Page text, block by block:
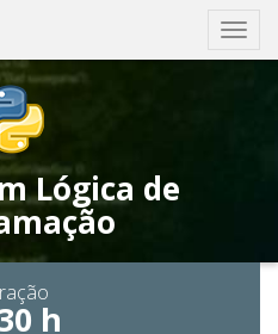
Exibir
Lógica de
h